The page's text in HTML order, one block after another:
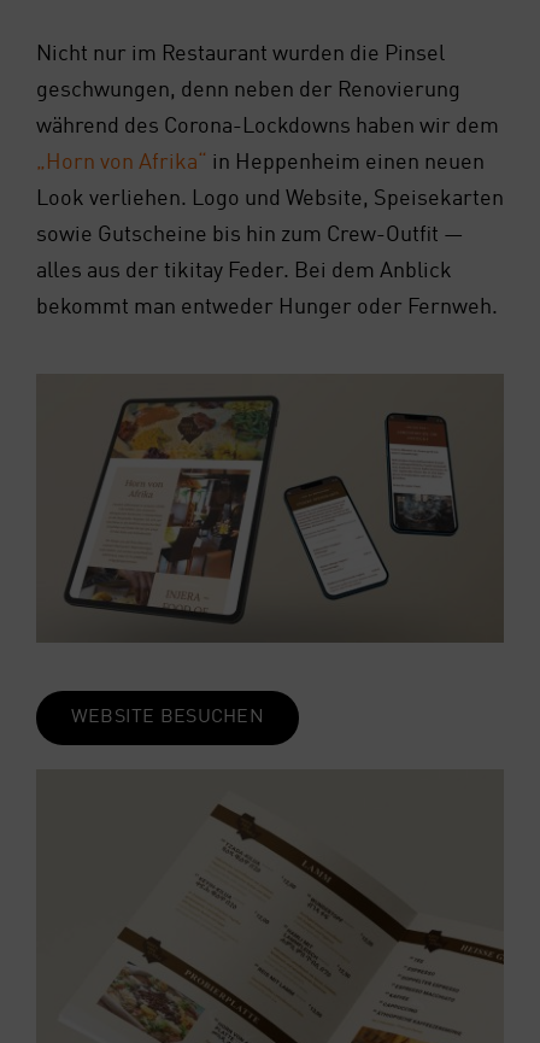
Nicht nur im Restau­rant wur­den die Pin­sel
geschwun­gen, denn neben der Reno­vie­rung
wäh­rend des Coro­na-Lock­downs haben wir dem
„Horn von Afri­ka“ in Hep­pen­heim einen neu­en
Look ver­lie­hen. Logo und Web­site, Spei­se­kar­ten
sowie Gut­schei­ne bis hin zum Crew-Out­fit —
alles aus der tiki­tay Feder. Bei dem Anblick
bekommt man ent­we­der Hun­ger oder Fern­weh.
WEB­SITE BESU­CHEN